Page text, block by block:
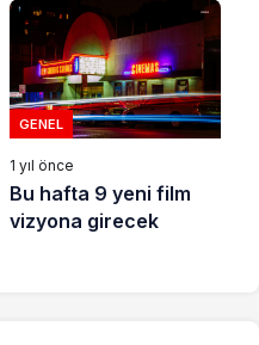
GENEL
1 yıl önce
Bu hafta 9 yeni film
vizyona girecek